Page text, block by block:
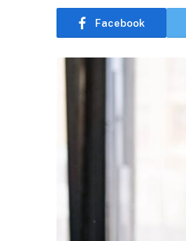
Facebook